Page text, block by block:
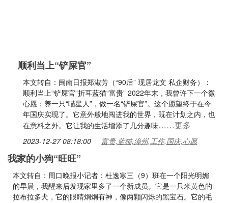
顺利当上“铲屎官”
本文转自：闽南日报郑淑芳（“90后” 现居龙文 私企财务）：
顺利当上“铲屎官”折耳蓝猫“富贵” 2022年末，我曾许下一个微
心愿：养一只“喵星人”，做一名“铲屎官”。这个愿望终于在今
年国庆实现了。它意外般地闯进我的世界，既在计划之内，也
在意料之外。它让我的生活增添了几分趣味……更多
2023-12-27 08:18:00 富贵,蓝猫,漳州,工作,国庆,心愿
我家的小狗“旺旺”
本文转自：周口晚报小记者：杜逸寒三（9）班在一个阳光明媚
的早晨，我醒来后发现家里多了一个新成员。它是一只米黄色的
拉布拉多犬，它的眼睛炯炯有神，像两颗闪烁的黑宝石。它的毛